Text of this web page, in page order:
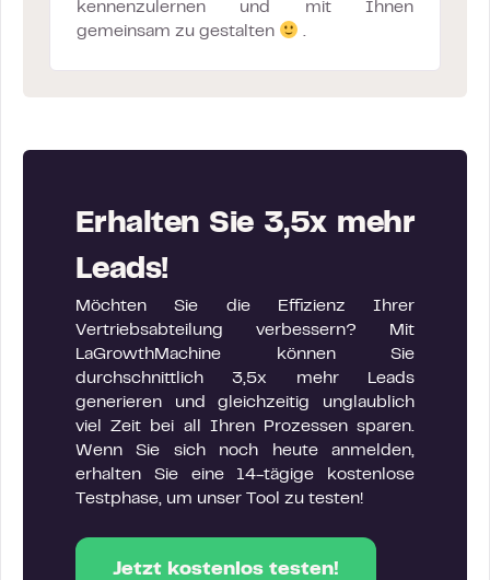
kennenzulernen und mit Ihnen
gemeinsam zu gestalten
.
Erhalten Sie 3,5x mehr
Leads!
Möchten Sie die Effizienz Ihrer
Vertriebsabteilung verbessern? Mit
LaGrowthMachine können Sie
durchschnittlich 3,5x mehr Leads
generieren und gleichzeitig unglaublich
viel Zeit bei all Ihren Prozessen sparen.
Wenn Sie sich noch heute anmelden,
erhalten Sie eine 14-tägige kostenlose
Testphase, um unser Tool zu testen!
Jetzt kostenlos testen!